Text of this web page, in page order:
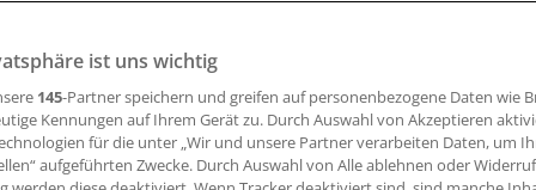
Ärzteverbände und Länder-KVen wollen Einfluss auf die
13:33 Uhr
ist uns wichtig
145-Partner speichern und greifen auf personenbezogene Daten wie
Kennungen auf Ihrem Gerät zu. Durch Auswahl von Akzeptieren
für die unter „Wir und unsere Partner verarbeiten Daten, um
aufgeführten Zwecke. Durch Auswahl von Alle ablehnen oder